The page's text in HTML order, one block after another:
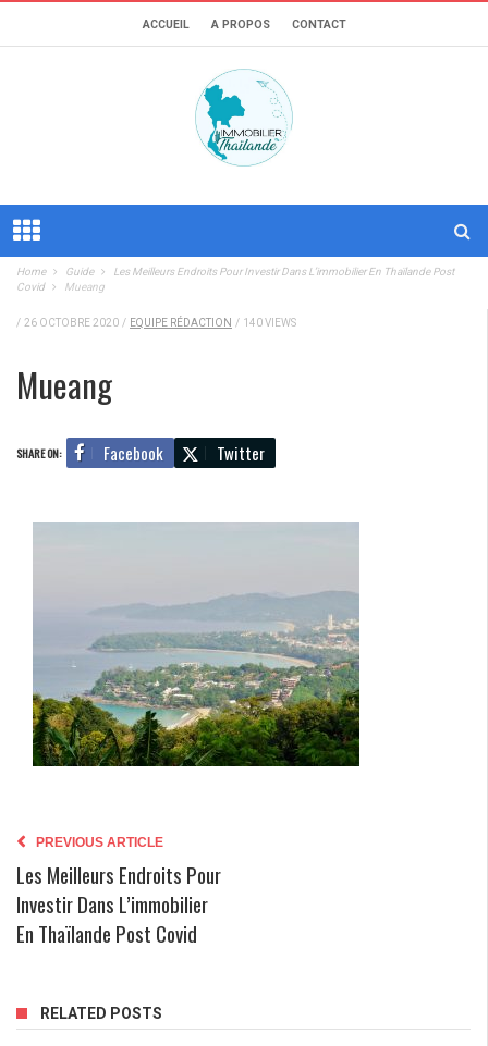
ACCUEIL A PROPOS CONTACT
Home Guide
Les Meilleurs Endroits Pour Investir Dans L’immobilier En Thaïlande Post
Covid
Mueang
/ 26 OCTOBRE 2020 / EQUIPE RÉDACTION / 140 VIEWS
Mueang
SHARE ON: Facebook Twitter
PREVIOUS ARTICLE
Les Meilleurs Endroits Pour
Investir Dans L’immobilier
En Thaïlande Post Covid
RELATED POSTS